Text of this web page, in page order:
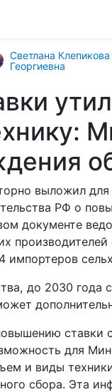
Светлана Клепикова
Георгиевна
выложил
РФ о
документе
импортеров
до 2030 года
ставки
для
и виды
сбора. Эта